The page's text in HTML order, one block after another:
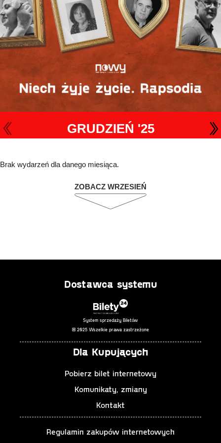
GRUDZIEŃ '25
Brak wydarzeń dla danego miesiąca.
ZOBACZ WRZESIEŃ
Dostawca systemu
System sprzedaży Biletów
© 2025 Wszelkie prawa zastrzeżone
Dla Kupujących
Pobierz bilet internetowy
Komunikaty, zmiany
Kontakt
Regulamin zakupów internetowych